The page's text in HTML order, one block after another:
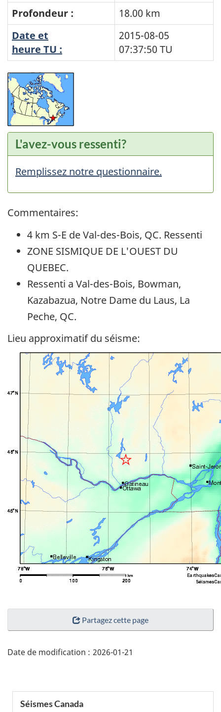
Profondeur :
18.00 km
Date et
heure TU :
2015-08-05
07:37:50 TU
L'avez-vous ressenti?
Remplissez notre questionnaire.
Commentaires:
4 km S-E de Val-des-Bois, QC. Ressenti
ZONE SISMIQUE DE L'OUEST DU
QUEBEC.
Ressenti a Val-des-Bois, Bowman,
Kazabazua, Notre Dame du Laus, La
Peche, QC.
Lieu approximatif du séisme:
"Détails
page"
Partagez cette page
Date de modification : 2026-01-21
Menu
Séismes Canada